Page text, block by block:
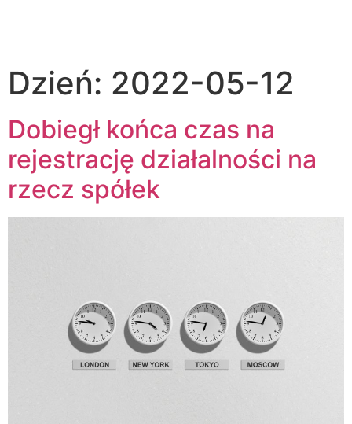
Dzień: 2022-05-12
Dobiegł końca czas na
rejestrację działalności na
rzecz spółek